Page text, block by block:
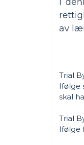
av
Trial
Ifølge
skal
Trial
Ifølge